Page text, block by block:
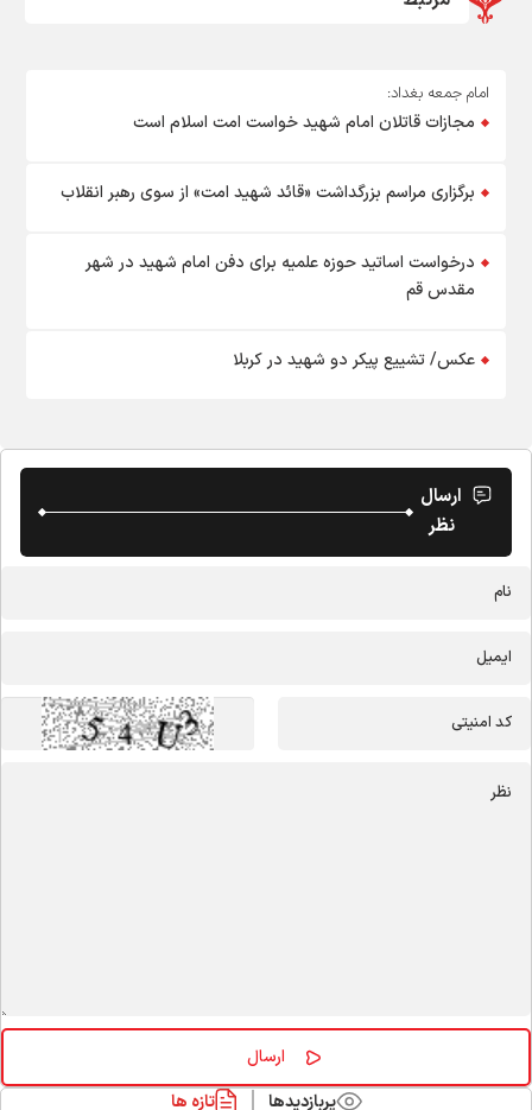
امام جمعه بغداد:
مجازات قاتلان امام شهید خواست امت اسلام است
برگزاری مراسم بزرگداشت «قائد شهید امت» از سوی رهبر انقلاب
درخواست اساتید حوزه علمیه برای دفن امام شهید در شهر
مقدس قم
عکس/ تشییع پیکر دو شهید در کربلا
ارسال
نظر
پربازدیدها تازه ها